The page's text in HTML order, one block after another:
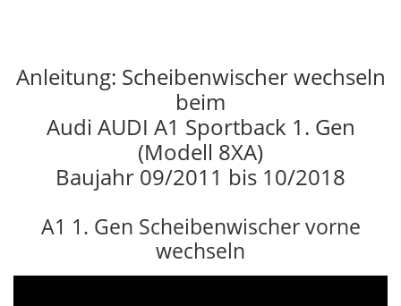
Anleitung: Scheibenwischer wechseln
beim
Audi AUDI A1 Sportback 1. Gen
(Modell 8XA)
Baujahr 09/2011 bis 10/2018
A1 1. Gen Scheibenwischer vorne
wechseln